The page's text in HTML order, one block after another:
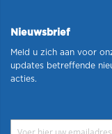
Nieuwsbrief
Meld u zich aan voor
updates betreffende
acties.